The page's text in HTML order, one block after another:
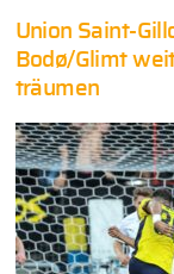
Union Saint-
Bodø/Glimt
träumen